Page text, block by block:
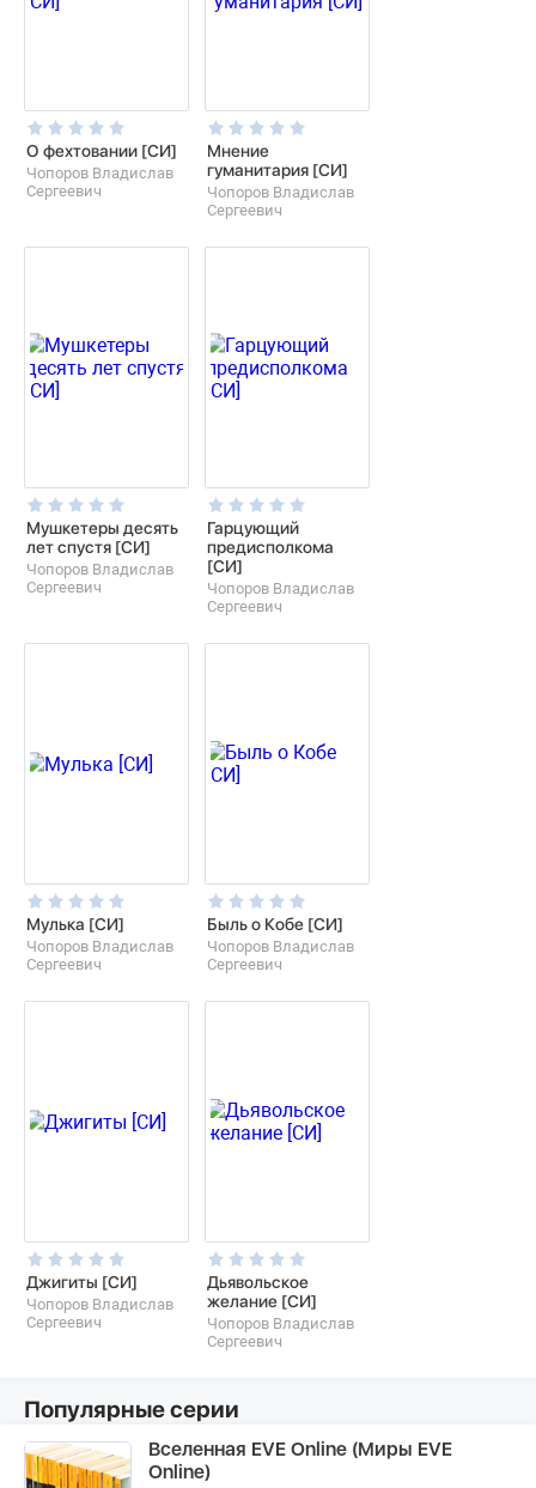
О фехтовании [СИ]
Чопоров Владислав
Сергеевич
Мнение
гуманитария [СИ]
Чопоров Владислав
Сергеевич
Мушкетеры десять
лет спустя [СИ]
Чопоров Владислав
Сергеевич
Гарцующий
предисполкома
[СИ]
Чопоров Владислав
Сергеевич
Мулька [СИ]
Чопоров Владислав
Сергеевич
Быль о Кобе [СИ]
Чопоров Владислав
Сергеевич
Джигиты [СИ]
Чопоров Владислав
Сергеевич
Дьявольское
желание [СИ]
Чопоров Владислав
Сергеевич
Популярные серии
Вселенная EVE Online (Миры EVE
Online)